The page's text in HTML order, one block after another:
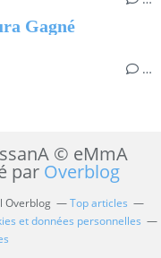
Gagné
…
© eMmA
par Overblog
Overblog
Top articles
et données personnelles